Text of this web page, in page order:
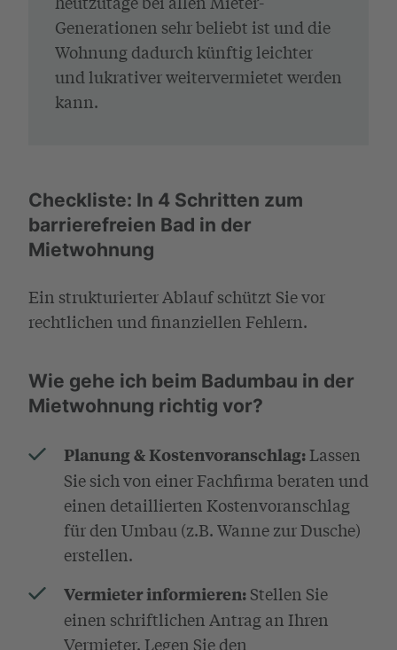
Generationen sehr beliebt ist und die
Wohnung dadurch künftig leichter
und lukrativer weitervermietet werden
kann.
Checkliste: In 4 Schritten zum
barrierefreien Bad in der
Mietwohnung
Ein strukturierter Ablauf schützt Sie vor
rechtlichen und finanziellen Fehlern.
Wie gehe ich beim Badumbau in der
Mietwohnung richtig vor?
Planung & Kostenvoranschlag:Lassen
Sie sich von einer Fachfirma beraten und
einen detaillierten Kostenvoranschlag
für den Umbau (z.B. Wanne zur Dusche)
erstellen.
Vermieter informieren: Stellen Sie
einen schriftlichen Antrag an Ihren
Vermieter. Legen Sie den